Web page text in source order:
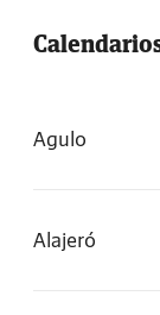
Agulo
Alajeró